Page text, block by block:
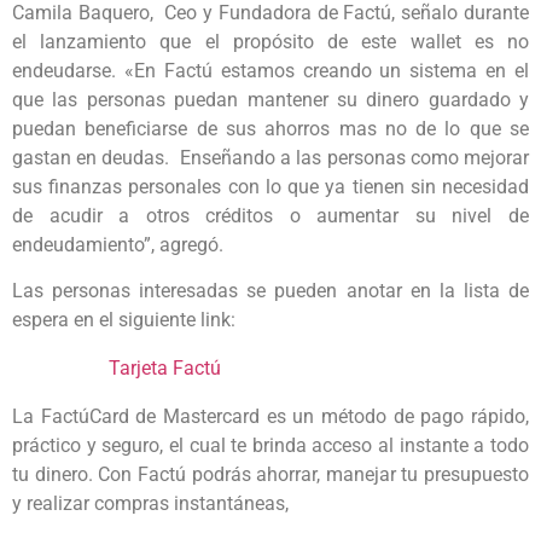
Camila Baquero, Ceo y Fundadora de Factú, señalo durante
el lanzamiento que el propósito de este wallet es no
endeudarse. «En Factú estamos creando un sistema en el
que las personas puedan mantener su dinero guardado y
puedan beneficiarse de sus ahorros mas no de lo que se
gastan en deudas. Enseñando a las personas como mejorar
sus finanzas personales con lo que ya tienen sin necesidad
de acudir a otros créditos o aumentar su nivel de
endeudamiento”, agregó.
Las personas interesadas se pueden anotar en la lista de
espera en el siguiente link:
Tarjeta Factú
La FactúCard de Mastercard es un método de pago rápido,
práctico y seguro, el cual te brinda acceso al instante a todo
tu dinero. Con Factú podrás ahorrar, manejar tu presupuesto
y realizar compras instantáneas,